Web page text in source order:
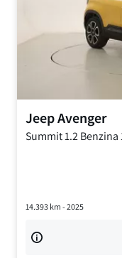
JeepAvenger
Summit1.2 Benzina
14.393km - 2025